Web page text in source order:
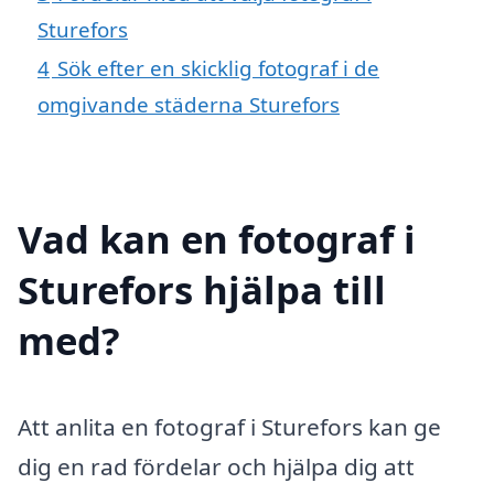
Sturefors
4 Sök efter en skicklig fotograf i de
omgivande städerna Sturefors
Vad kan en fotograf i
Sturefors hjälpa till
med?
Att anlita en fotograf i Sturefors kan ge
dig en rad fördelar och hjälpa dig att